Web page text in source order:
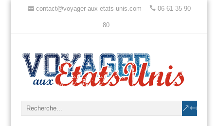
contact@voyager-aux-etats-unis.com 06 61 35 90
80